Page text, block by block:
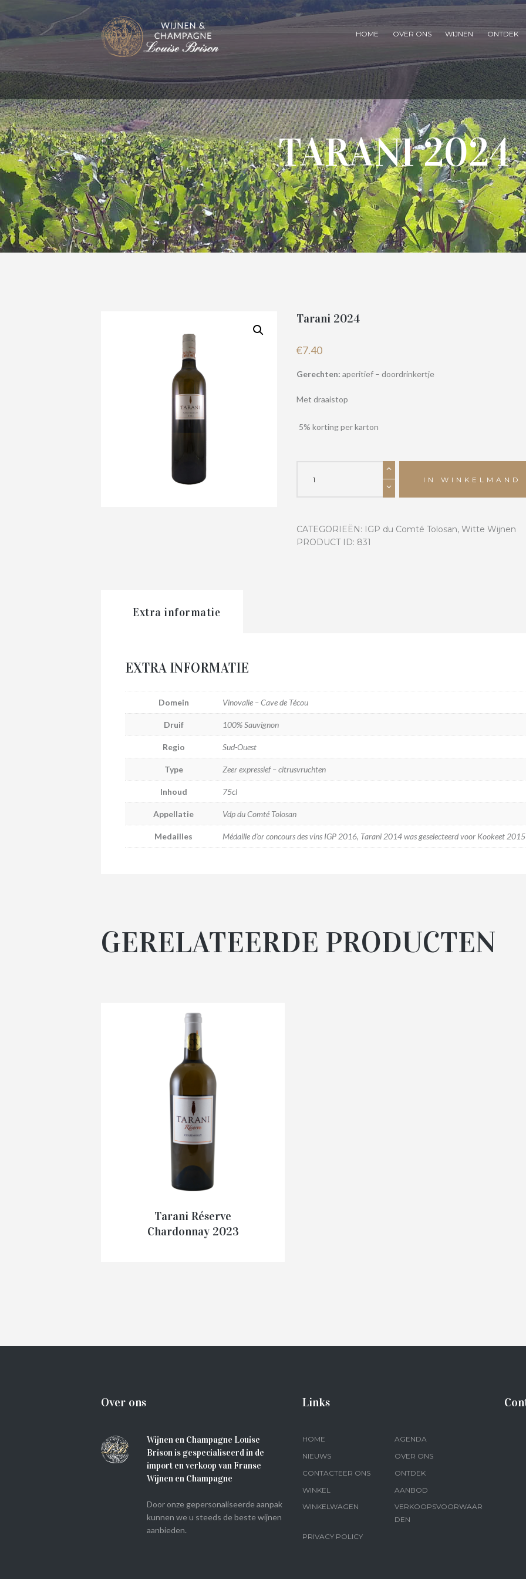
HOME OVER ONS WIJNEN ONTDEK
TARANI 2024
Tarani 2024
€7.40
Gerechten: aperitief – doordrinkertje
Met draaistop
5% korting per karton
2024
IN WINKELMAND
CATEGORIEËN: IGP du Comté Tolosan, Witte Wijnen
PRODUCT ID: 831
Extra informatie
EXTRA INFORMATIE
Domein Vinovalie – Cave de Técou
Druif 100% Sauvignon
Regio Sud-Ouest
Type Zeer expressief – citrusvruchten
Inhoud 75cl
Appellatie Vdp du Comté Tolosan
Medailles Médaille d'or concours des vins IGP 2016, Tarani 2014 was geselecteerd voor Kookeet
GERELATEERDE PRODUCTEN
Tarani Réserve
Chardonnay 2023
Over ons
Wijnen en Champagne Louise
Brison is gespecialiseerd in de
import en verkoop van Franse
Wijnen en Champagne
Door onze gepersonaliseerde aanpak
kunnen we u steeds de beste wijnen
aanbieden.
Links
HOME
AGENDA
NIEUWS
OVER ONS
CONTACTEER ONS
ONTDEK
WINKEL
AANBOD
WINKELWAGEN
VERKOOPSVOORWAAR
DEN
PRIVACY POLICY